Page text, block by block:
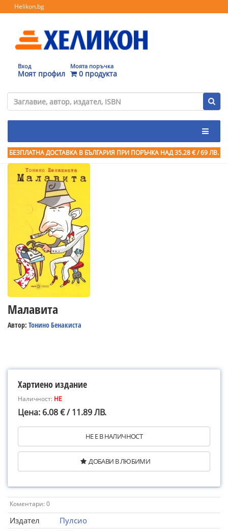
Helikon.bg
Вход
Моят профил
Моята поръчка
0 продукта
БЕЗПЛАТНА ДОСТАВКА В БЪЛГАРИЯ ПРИ ПОРЪЧКА НАД 35.28 € / 69 ЛВ.
Малавита
Автор: Тонино Бенакиста
Хартиено издание
Наличност: НЕ
Цена: 6.08 € / 11.89 ЛВ.
НЕ Е В НАЛИЧНОСТ
ДОБАВИ В ЛЮБИМИ
Коментари: 0
Издател
Пулсио